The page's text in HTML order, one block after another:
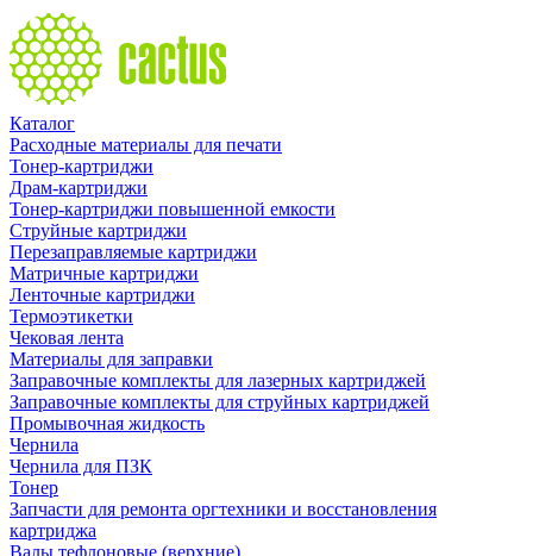
Каталог
Расходные материалы для печати
Тонер-картриджи
Драм-картриджи
Тонер-картриджи повышенной емкости
Струйные картриджи
Перезаправляемые картриджи
Матричные картриджи
Ленточные картриджи
Термоэтикетки
Чековая лента
Материалы для заправки
Заправочные комплекты для лазерных картриджей
Заправочные комплекты для струйных картриджей
Промывочная жидкость
Чернила
Чернила для ПЗК
Тонер
Запчасти для ремонта оргтехники и восстановления
картриджа
Валы тефлоновые (верхние)